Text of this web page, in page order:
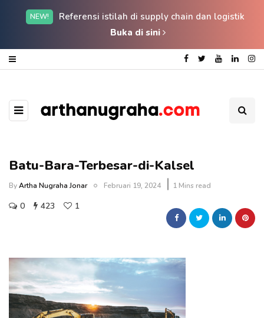
NEW!
Referensi istilah di supply chain dan logistik
Buka di sini
Batu-Bara-Terbesar-di-Kalsel
ByArtha Nugraha Jonar Februari 19, 2024 1 Mins read
0 423 1